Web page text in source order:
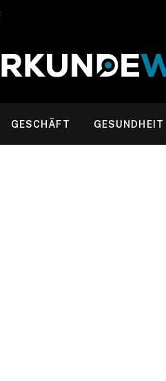
GESCHÄFT GESUNDHEIT